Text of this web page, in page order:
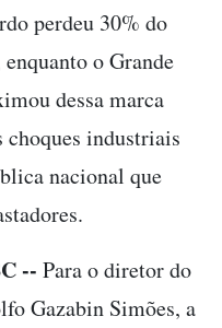
perdeu 30% do
o Grande
dessa marca
choques industriais
nacional que
-- Para o diretor do
Gazabin Simões, a